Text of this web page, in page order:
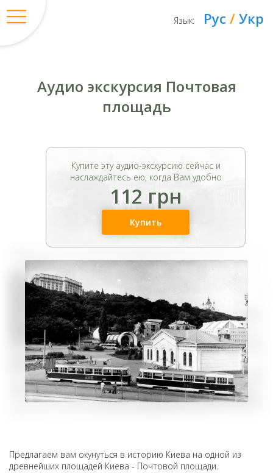
Вход Регистрация
Рус / Укр
Язык:
Аудио экскурсия Почтовая
площадь
Купите эту аудио-экскурсию сейчас и
наслаждайтесь ею, когда Вам удобно
112 грн
Купить
Предлагаем вам окунуться в историю Киева на одной из
древнейших площадей Киева - Почтовой площади.